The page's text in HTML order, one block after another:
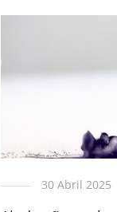
30 Abril 2025